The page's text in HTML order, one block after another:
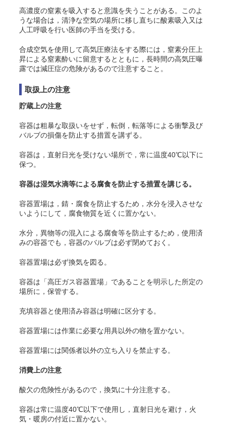
高濃度の窒素を吸入すると意識を失うことがある。このよ
うな場合は，清浄な空気の場所に移し直ちに酸素吸入又は
人工呼吸を行い医師の手当を受ける。
合成空気を使用して高気圧療法をする際には，窒素分圧上
昇による窒素酔いに留意するとともに，長時間の高気圧曝
露では減圧症の危険があるので注意すること。
取扱上の注意
貯蔵上の注意
容器は粗暴な取扱いをせず，転倒，転落等による衝撃及び
バルブの損傷を防止する措置を講ずる。
容器は，直射日光を受けない場所で，常に温度40℃以下に
保つ。
容器は湿気水滴等による腐食を防止する措置を講じる。
容器置場は，錆・腐食を防止するため，水分を浸入させな
いようにして，腐食物質を近くに置かない。
水分，異物等の混入による腐食等を防止するため，使用済
みの容器でも，容器のバルブは必ず閉めておく。
容器置場は必ず換気を図る。
容器は「高圧ガス容器置場」であることを明示した所定の
場所に，保管する。
充填容器と使用済み容器は明確に区分する。
容器置場には作業に必要な用具以外の物を置かない。
容器置場には関係者以外の立ち入りを禁止する。
消費上の注意
酸欠の危険性があるので，換気に十分注意する。
容器は常に温度40℃以下で使用し，直射日光を避け，火
気・暖房の付近に置かない。